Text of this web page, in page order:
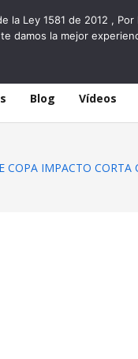
Blog Vídeos
COPA IMPACTO
la Ley 1581 de 2012 ,
damos la mejor